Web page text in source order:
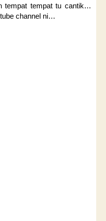
tempat tempat tu cantik…
channel ni…